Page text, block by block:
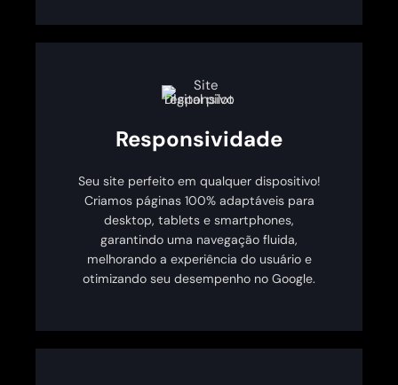
Responsividade
Seu site perfeito em qualquer dispositivo!
Criamos páginas 100% adaptáveis para
desktop, tablets e smartphones,
garantindo uma navegação fluida,
melhorando a experiência do usuário e
otimizando seu desempenho no Google.